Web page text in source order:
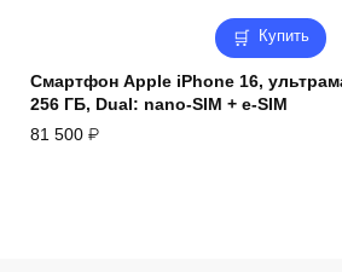
Купить
Смартфон Apple iPhone 16,
256 ГБ, Dual: nano-SIM + e-SIM
81 500 ₽